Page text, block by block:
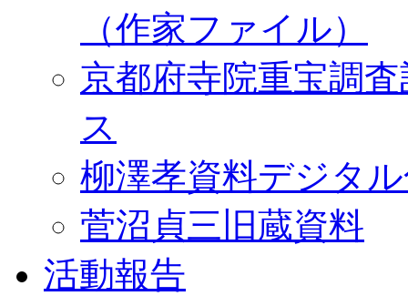
（作家ファイル）
京都府寺院重宝調
ス
柳澤孝資料デジタ
菅沼貞三旧蔵資料
活動報告